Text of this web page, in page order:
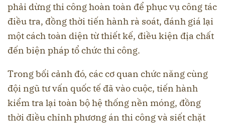
phải dừng thi công hoàn toàn để phục vụ công tác
điều tra, đồng thời tiến hành rà soát, đánh giá lại
một cách toàn diện từ thiết kế, điều kiện địa chất
đến biện pháp tổ chức thi công.
Trong bối cảnh đó, các cơ quan chức năng cùng
đội ngũ tư vấn quốc tế đã vào cuộc, tiến hành
kiểm tra lại toàn bộ hệ thống nền móng, đồng
thời điều chỉnh phương án thi công và siết chặt